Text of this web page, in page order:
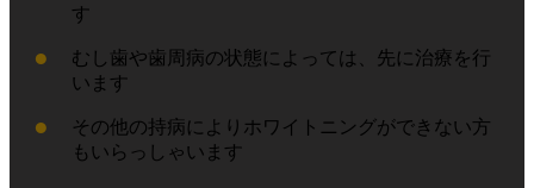
す
むし歯や歯周病の状態によっては、先に治療を行
います
その他の持病によりホワイトニングができない方
もいらっしゃいます